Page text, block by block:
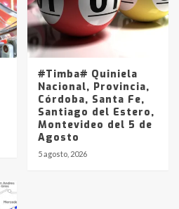
#Timba# Quiniela
Nacional, Provincia,
Córdoba, Santa Fe,
Santiago del Estero,
Montevideo del 5 de
Agosto
5 agosto, 2026